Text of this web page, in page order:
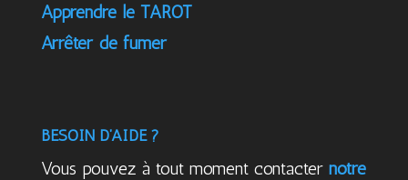
Apprendre le TAROT
Arrêter de fumer
BESOIN D’AIDE ?
Vous pouvez à tout moment contacter notre